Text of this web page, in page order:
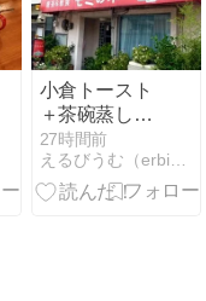
小倉トースト
＋茶碗蒸し＋
ゆで卵＋酢の
物＝モーニン
グ
27時間前
えるびうむ（erbium）ブログ「喫茶モーニング編」